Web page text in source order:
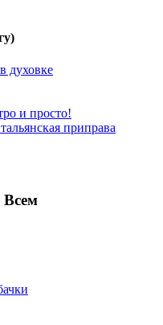
духовке
и просто!
приправа
Всем